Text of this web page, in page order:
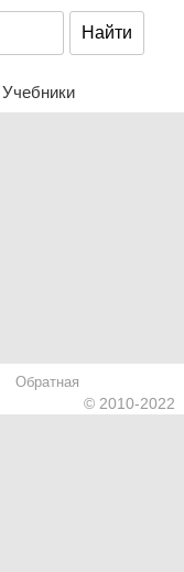
Учебники
Обратная
© 2010-2022